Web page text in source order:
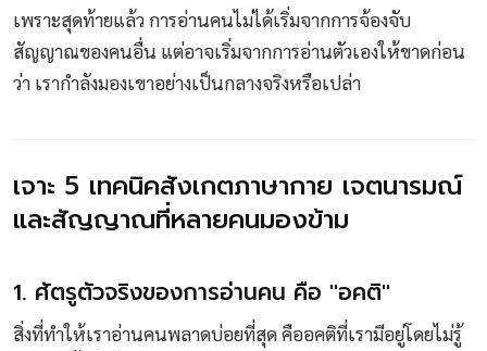
เพราะสุดท้ายแล้ว การอ่านคนไม่ได้เริ่มจากการจ้องจับ
สัญญาณของคนอื่น แต่อาจเริ่มจากการอ่านตัวเองให้ขาดก่อน
ว่า เรากำลังมองเขาอย่างเป็นกลางจริงหรือเปล่า
เจาะ 5 เทคนิคสังเกตภาษากาย เจตนารมณ์
และสัญญาณที่หลายคนมองข้าม
1. ศัตรูตัวจริงของการอ่านคน คือ "อคติ"
สิ่งที่ทำให้เราอ่านคนพลาดบ่อยที่สุด คืออคติที่เรามีอยู่โดยไม่รู้